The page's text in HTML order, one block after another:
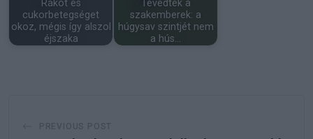
Rákot és
cukorbetegséget
okoz, mégis így alszol
éjszaka
Tévedtek a
szakemberek: a
húgysav szintjét nem
a hús…